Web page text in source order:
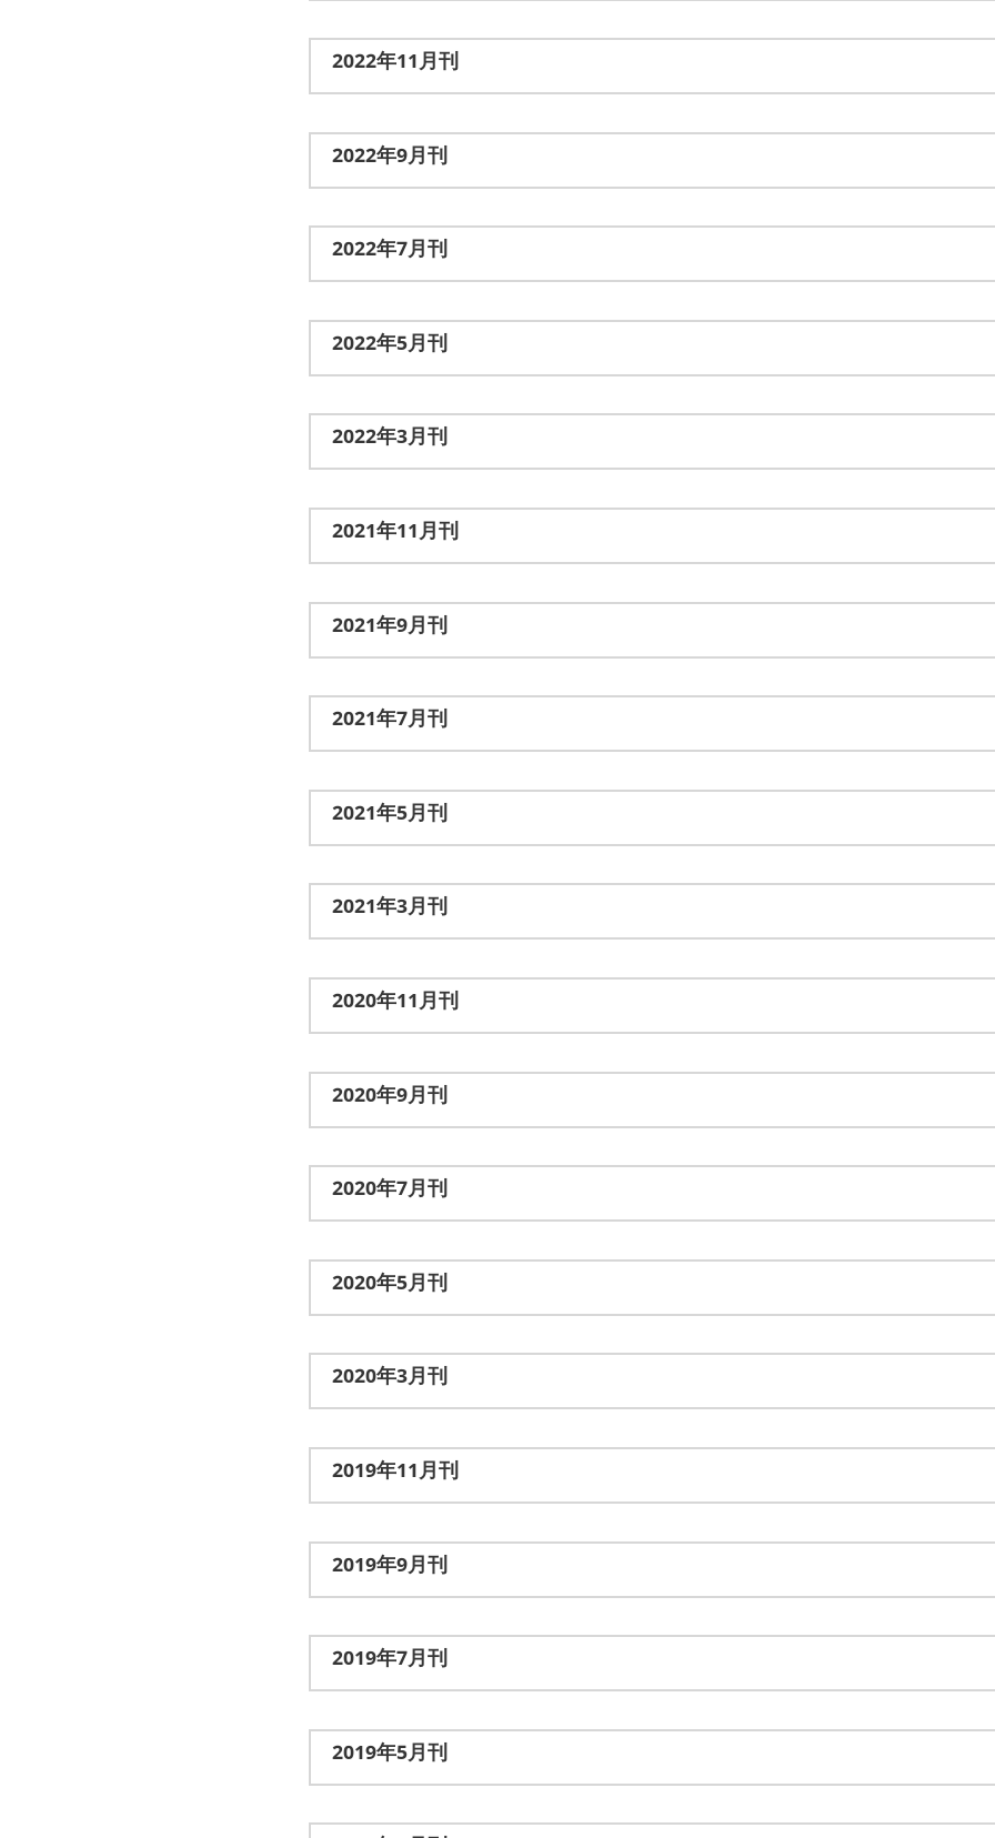
2022年11月刊
2022年9月刊
2022年7月刊
2022年5月刊
2022年3月刊
2021年11月刊
2021年9月刊
2021年7月刊
2021年5月刊
2021年3月刊
2020年11月刊
2020年9月刊
2020年7月刊
2020年5月刊
2020年3月刊
2019年11月刊
2019年9月刊
2019年7月刊
2019年5月刊